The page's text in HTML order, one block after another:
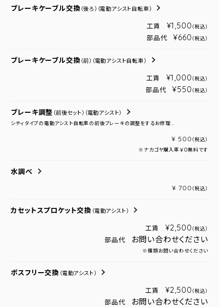
ブレーキケーブル交換 （後ろ） （電動アシスト自転車）
工賃 ¥1,500 （税込）
部品代 ¥660 （税込）
ブレーキケーブル交換 （前） （電動アシスト自転車）
工賃 ¥1,000 （税込）
部品代 ¥550 （税込）
ブレーキ調整 （前後セット） （電動アシスト）
シティタイプの電動アシスト自転車の前後ブレーキの調整をするお修理...
¥ 500 （税込）
※ナカゴヤ購入車￥０無料です
水調べ
¥ 700 （税込）
カセットスプロケット交換 （電動アシスト）
工賃 ¥2,500 （税込）
部品代 お問い合わせください
※種類お問い合わせください
ボスフリー交換 （電動アシスト）
工賃 ¥2,500 （税込）
部品代 お問い合わせください